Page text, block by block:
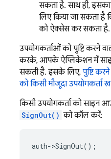
सकता है. साथ ही,
लिए किया जा सकता है
को ऐक्सेस कर सकता है.
उपयोगकर्ताओं को पुष्टि करने
करके, आपके ऐप्लिकेशन में
सकती है. इसके लिए, पुष्टि
को किसी मौजूदा उपयोगकर्ता
किसी उपयोगकर्ता को साइन
SignOut() को कॉल करें:
auth->SignOut();